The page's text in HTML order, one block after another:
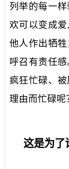
列举的每一
欢可以变成
他人作出牺
呼召有责任
疯狂忙碌、
理由而忙碌呢
这是为了